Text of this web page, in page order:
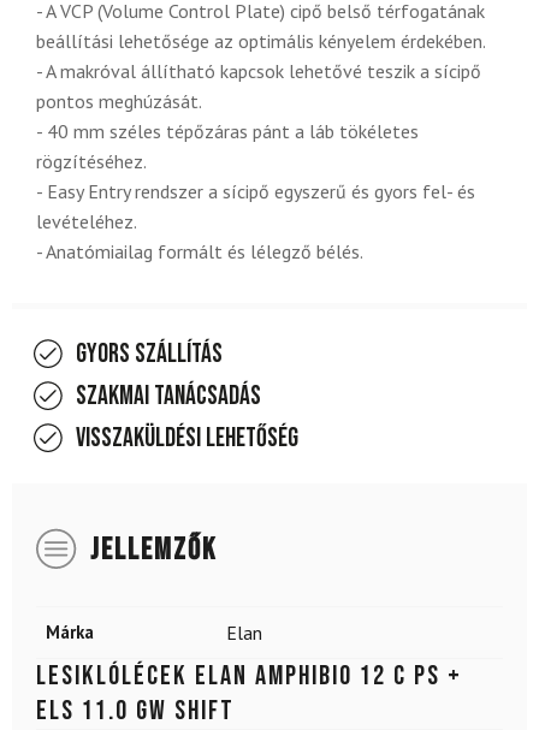
- A VCP (Volume Control Plate) cipő belső térfogatának
beállítási lehetősége az optimális kényelem érdekében.
- A makróval állítható kapcsok lehetővé teszik a sícipő
pontos meghúzását.
- 40 mm széles tépőzáras pánt a láb tökéletes
rögzítéséhez.
- Easy Entry rendszer a sícipő egyszerű és gyors fel- és
levételéhez.
- Anatómiailag formált és lélegző bélés.
Gyors szállítás
Szakmai tanácsadás
Visszaküldési lehetőség
JELLEMZŐK
Márka Elan
Lesiklólécek ELAN Amphibio 12 C PS +
ELS 11.0 GW Shift